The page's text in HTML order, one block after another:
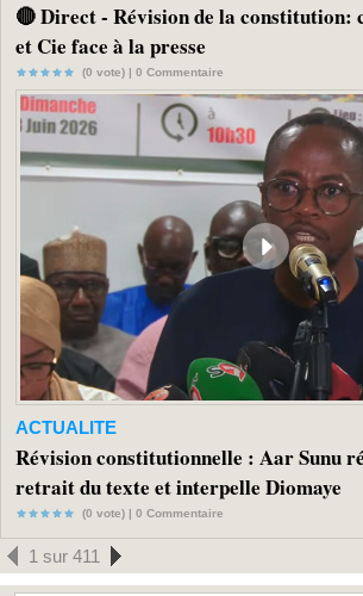
🔴 Direct - Révision de la constitution:
et Cie face à la presse
(0 vote) | 0 Commentaire
ACTUALITE
Révision constitutionnelle : Aar Sunu
retrait du texte et interpelle Diomaye
(0 vote) | 0 Commentaire
1 sur 411